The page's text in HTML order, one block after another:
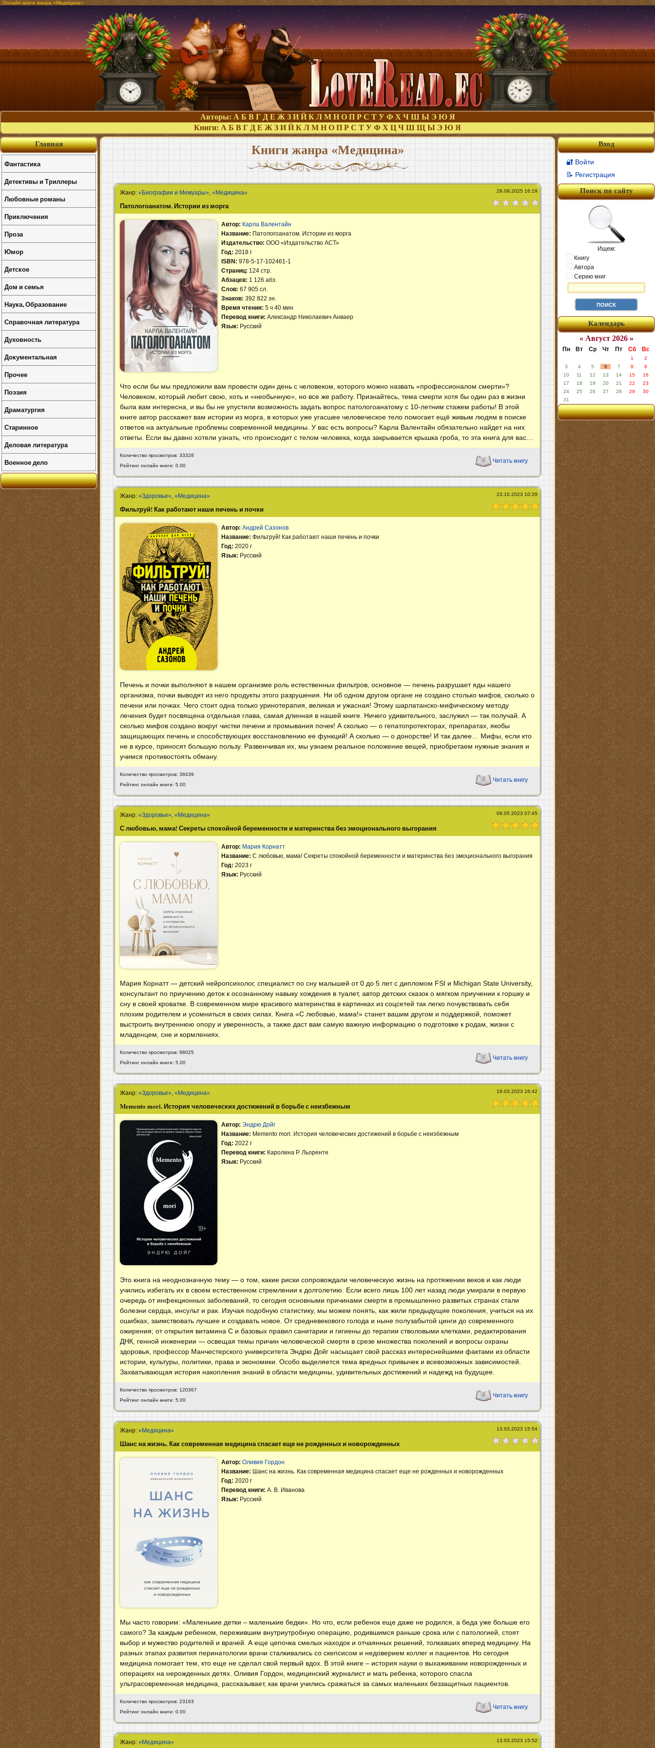
Онлайн книги жанра «Медицина»
Авторы: А Б В Г Д Е Ж З И Й К Л М Н О П Р С Т У Ф Х Ч Ш Ы Э Ю Я
Книги: А Б В Г Д Е Ж З И Й К Л М Н О П Р С Т У Ф Х Ц Ч Ш Щ Ы Э Ю Я
Книги жанра «Медицина»
Жанр:«Биографии и Мемуары»,«Медицина»
Патологоанатом. Истории из морга
29.09.2025 16:19
Автор: Карла Валентайн
Название: Патологоанатом. Истории из морга
Издательство:ООО «Издательство АСТ»
Год:2018 г
ISBN:978-5-17-102461-1
Страниц: 124 стр.
Абзацев: 1 126 абз.
Слов:67 905 сл.
Знаков:392 822 зн.
Время чтения:5 ч 40 мин
Перевод книги:Александр Николаевич Анваер
Язык: Русский
Что если бы мы предложили вам провести один день с человеком, которого можно назвать «профессионалом смерти»?
Человеком, который любит свою, хоть и «необычную», но все же работу. Признайтесь, тема смерти хотя бы один раз в жизни
была вам интересна, и вы бы не упустили возможность задать вопрос патологоанатому с 10-летним стажем работы! В этой
книге автор расскажет вам истории из морга, в которых уже угасшее человеческое тело помогает ещё живым людям в поиске
ответов на актуальные проблемы современной медицины. У вас есть вопросы? Карла Валентайн обязательно найдет на них
ответы. Если вы давно хотели узнать, что происходит с телом человека, когда закрывается крышка гроба, то эта книга для вас…
Количество просмотров: 33328
Рейтинг онлайн книги: 0.00
Читать книгу
Жанр:«Здоровье» ,«Медицина»
Фильтруй! Как работают наши печень и почки
23.10.2023 10:29
Автор:Андрей Сазонов
Название:Фильтруй! Как работают наши печень и почки
Год:2020 г
Язык: Русский
Печень и почки выполняют в нашем организме роль естественных фильтров, основное — печень разрушает яды нашего
организма, почки выводят из него продукты этого разрушения. Ни об одном другом органе не создано столько мифов, сколько о
печени или почках. Чего стоит одна только уринотерапия, великая и ужасная! Этому шарлатанско-мифическому методу
лечения будет посвящена отдельная глава, самая длинная в нашей книге. Ничего удивительного, заслужил — так получай. А
сколько мифов создано вокруг чистки печени и промывания почек! А сколько — о гепатопротекторах, препаратах, якобы
защищающих печень и способствующих восстановлению ее функций! А сколько — о донорстве! И так далее… Мифы, если кто
не в курсе, приносят большую пользу. Развенчивая их, мы узнаем реальное положение вещей, приобретаем нужные знания и
учимся противостоять обману.
Количество просмотров: 38439
Рейтинг онлайн книги: 5.00
Читать книгу
Жанр:«Здоровье» ,«Медицина»
С любовью, мама! Секреты спокойной беременности и материнства без эмоционального выгорания
09.05.2023 07:45
Автор: Мария Корнатт
Название:С любовью, мама! Секреты спокойной беременности и материнства без эмоционального выгорания
Год:2023 г
Язык: Русский
Мария Корнатт — детский нейропсихолог, специалист по сну малышей от 0 до 5 лет с дипломом FSI и Michigan State University,
консультант по приучению деток к осознанному навыку хождения в туалет, автор детских сказок о мягком приучении к горшку и
сну в своей кроватке. В современном мире красивого материнства в картинках из соцсетей так легко почувствовать себя
плохим родителем и усомниться в своих силах. Книга «С любовью, мама!» станет вашим другом и поддержкой, поможет
выстроить внутреннюю опору и уверенность, а также даст вам самую важную информацию о подготовке к родам, жизни с
младенцем, сне и кормлениях.
Количество просмотров: 98025
Рейтинг онлайн книги: 5.00
Читать книгу
Жанр:«Здоровье» ,«Медицина»
Memento mori. История человеческих достижений в борьбе с неизбежным
19.03.2023 16:42
Автор:Эндрю Дойг
Название: Memento mori. История человеческих достижений в борьбе с неизбежным
Год:2022 г
Перевод книги: Каролина Р. Льоренте
Язык: Русский
Это книга на неоднозначную тему — о том, какие риски сопровождали человеческую жизнь на протяжении веков и как люди
учились избегать их в своем естественном стремлении к долголетию. Если всего лишь 100 лет назад люди умирали в первую
очередь от инфекционных заболеваний, то сегодня основными причинами смерти в промышленно развитых странах стали
болезни сердца, инсульт и рак. Изучая подобную статистику, мы можем понять, как жили предыдущие поколения, учиться на их
ошибках, заимствовать лучшее и создавать новое. От средневекового голода и ныне полузабытой цинги до современного
ожирения; от открытия витамина С и базовых правил санитарии и гигиены до терапии стволовыми клетками, редактирования
ДНК, генной инженерии — освещая темы причин человеческой смерти в срезе множества поколений и вопросы охраны
здоровья, профессор Манчестерского университета Эндрю Дойг насыщает свой рассказ интереснейшими фактами из области
истории, культуры, политики, права и экономики. Особо выделяется тема вредных привычек и всевозможных зависимостей.
Захватывающая история накопления знаний в области медицины, удивительных достижений и надежд на будущее.
Количество просмотров: 120367
Рейтинг онлайн книги: 5.00
Читать книгу
Жанр:«Медицина»
Шанс на жизнь. Как современная медицина спасает еще не рожденных и новорожденных
13.03.2023 15:54
Автор:Оливия Гордон
Название: Шанс на жизнь. Как современная медицина спасает еще не рожденных и новорожденных
Год:2020 г
Перевод книги:А. В. Иванова
Язык: Русский
Мы часто говорим: «Маленькие детки – маленькие бедки». Но что, если ребенок еще даже не родился, а беда уже больше его
самого? За каждым ребенком, пережившим внутриутробную операцию, родившимся раньше срока или с патологией, стоят
выбор и мужество родителей и врачей. А еще цепочка смелых находок и отчаянных решений, толкавших вперед медицину. На
разных этапах развития перинатологии врачи сталкивались со скепсисом и недоверием коллег и пациентов. Но сегодня
медицина помогает тем, кто еще не сделал свой первый вдох. В этой книге – история науки о выхаживании новорожденных и
операциях на нерожденных детях. Оливия Гордон, медицинский журналист и мать ребенка, которого спасла
ультрасовременная медицина, рассказывает, как врачи учились сражаться за самых маленьких беззащитных пациентов.
Количество просмотров: 23163
Рейтинг онлайн книги: 0.00
Читать книгу
Жанр:«Медицина» 13.03.2023 15:52
Вход
🔐 Войти
📝 Регистрация
Поиск по сайту
Ищем:
Книгу
Автора
Серию книг
Календарь
« Август 2026 »
Пн Вт Ср Чт Пт Сб Вс
1
2
3
4 5 6 7 8
9
10
11 12 13 14 15
16
17
18 19 20 21 22
23
24
25 26 27 28 29
30
31
Главная
Фантастика
Детективы и Триллеры
Любовные романы
Приключения
Проза
Юмор
Детское
Дом и семья
Наука, Образование
Справочная литература
Духовность
Документальная
Прочее
Поэзия
Драматургия
Старинное
Деловая литература
Военное дело